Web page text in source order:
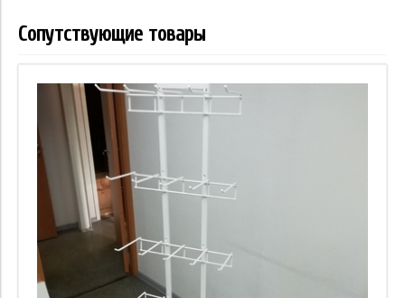
Сопутствующие товары